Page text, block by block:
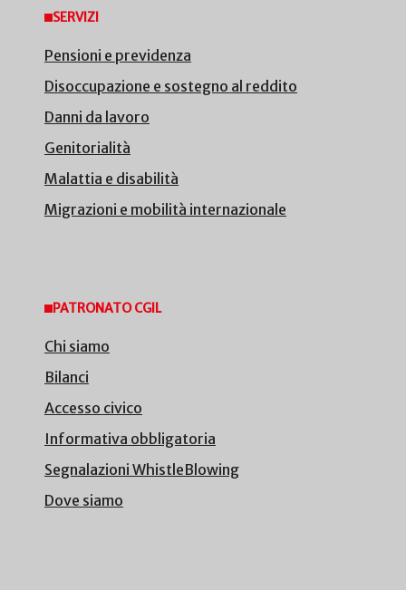
SERVIZI
Pensioni e previdenza
Disoccupazione e sostegno al reddito
Danni da lavoro
Genitorialità
Malattia e disabilità
Migrazioni e mobilità internazionale
PATRONATO CGIL
Chi siamo
Bilanci
Accesso civico
Informativa obbligatoria
Segnalazioni WhistleBlowing
Dove siamo